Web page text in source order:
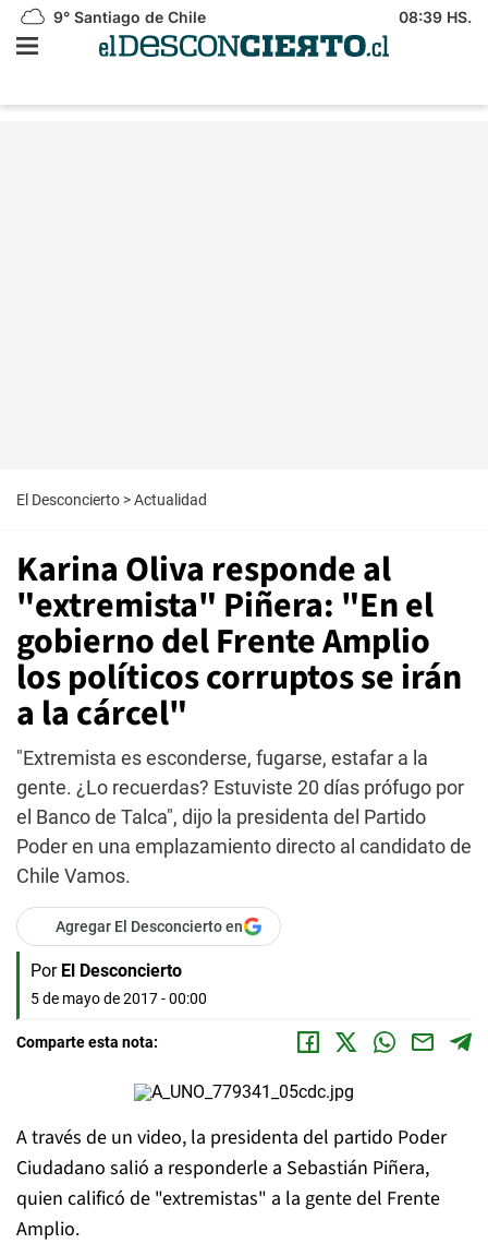
9° Santiago de Chile 08:39 HS.
El Desconcierto >Actualidad
Karina Oliva responde al
"extremista" Piñera: "En el
gobierno del Frente Amplio
los políticos corruptos se irán
a la cárcel"
"Extremista es esconderse, fugarse, estafar a la
gente. ¿Lo recuerdas? Estuviste 20 días prófugo por
el Banco de Talca", dijo la presidenta del Partido
Poder en una emplazamiento directo al candidato de
Chile Vamos.
Agregar El Desconcierto en
Por El Desconcierto
5 de mayo de 2017 - 00:00
Comparte esta nota:
A través de un video, la presidenta del partido Poder
Ciudadano salió a responderle a Sebastián Piñera,
quien calificó de "extremistas" a la gente del Frente
Amplio.